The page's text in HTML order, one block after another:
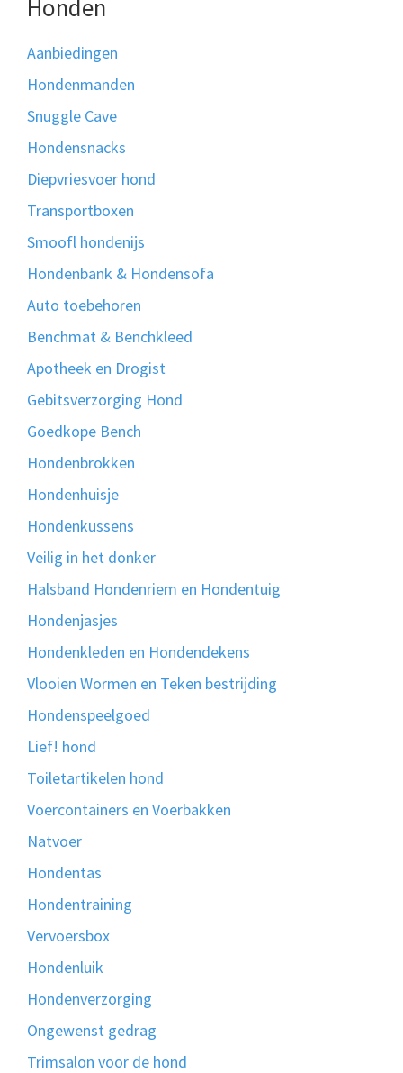
Honden
Aanbiedingen
Hondenmanden
Snuggle Cave
Hondensnacks
Diepvriesvoer hond
Transportboxen
Smoofl hondenijs
Hondenbank & Hondensofa
Auto toebehoren
Benchmat & Benchkleed
Apotheek en Drogist
Gebitsverzorging Hond
Goedkope Bench
Hondenbrokken
Hondenhuisje
Hondenkussens
Veilig in het donker
Halsband Hondenriem en Hondentuig
Hondenjasjes
Hondenkleden en Hondendekens
Vlooien Wormen en Teken bestrijding
Hondenspeelgoed
Lief! hond
Toiletartikelen hond
Voercontainers en Voerbakken
Natvoer
Hondentas
Hondentraining
Vervoersbox
Hondenluik
Hondenverzorging
Ongewenst gedrag
Trimsalon voor de hond